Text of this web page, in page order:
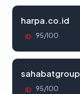
harpa.co.id
ID 95/100
ID 95/100